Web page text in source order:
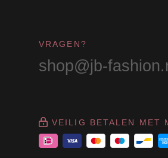
VRAGEN?
shop@jb-
VEILIG BETALEN MET